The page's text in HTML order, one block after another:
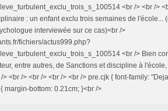
<br /> <br />
: un enfant exclu trois semaines de l'école...
interviewée sur ce cas)<br />
fichiers/actus999.php?
<br /> Bien
entre autres, de Sanctions et discipline à l'école,
<br /> <br /> <br /> <br /> pre.cjk { font-family:
margin-bottom: 0.21cm; }<br />